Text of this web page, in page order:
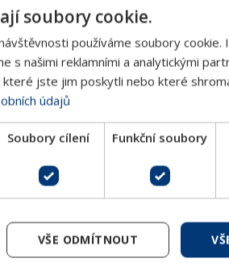
DN 125
DN 150
Popis
Izolační pouzdro je
buněčnou strukturou (EPE).
soubory cookie.
používáme soubory cookie.
s našimi reklamními a analytickými
jste jim poskytli nebo které
údajů
Soubory cílení Funkční soubory
VŠE ODMÍTNOUT